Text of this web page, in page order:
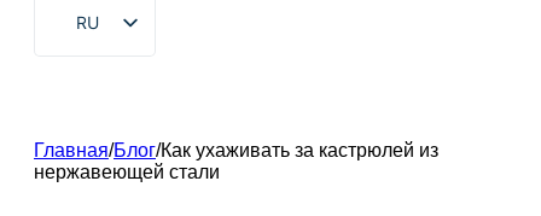
RU
EN
FR
DE
Главная/Блог/Как ухаживать за кастрюлей из
нержавеющей стали